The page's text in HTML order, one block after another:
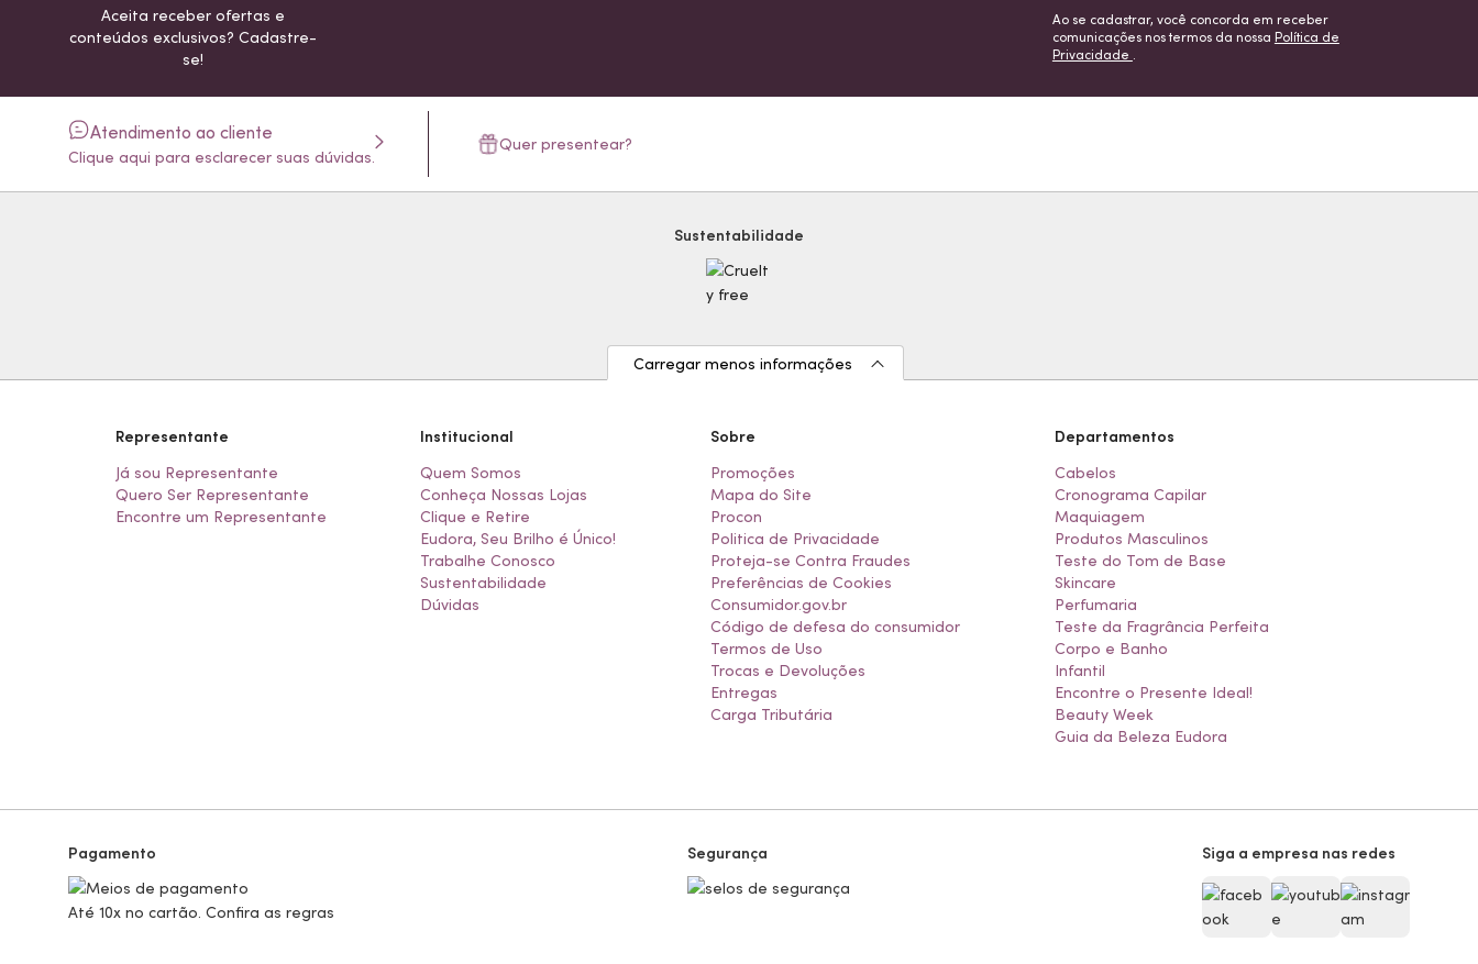
Aceita receber ofertas e
conteúdos exclusivos? Cadastre-
se!
Ao se cadastrar, você concorda em receber
comunicações nos termos da nossa Política de
Privacidade .
Atendimento ao cliente
Clique aqui para esclarecer suas dúvidas.
Quer presentear?
Sustentabilidade
Carregar menos informações
Representante
Já sou Representante
Quero Ser Representante
Encontre um Representante
Institucional
Quem Somos
Conheça Nossas Lojas
Clique e Retire
Eudora, Seu Brilho é Único!
Trabalhe Conosco
Sustentabilidade
Dúvidas
Sobre
Promoções
Mapa do Site
Procon
Politica de Privacidade
Proteja-se Contra Fraudes
Preferências de Cookies
Consumidor.gov.br
Código de defesa do consumidor
Termos de Uso
Trocas e Devoluções
Entregas
Carga Tributária
Departamentos
Cabelos
Cronograma Capilar
Maquiagem
Produtos Masculinos
Teste do Tom de Base
Skincare
Perfumaria
Teste da Fragrância Perfeita
Corpo e Banho
Infantil
Encontre o Presente Ideal!
Beauty Week
Guia da Beleza Eudora
Pagamento
Até 10x no cartão. Confira as regras
Segurança Siga a empresa nas redes